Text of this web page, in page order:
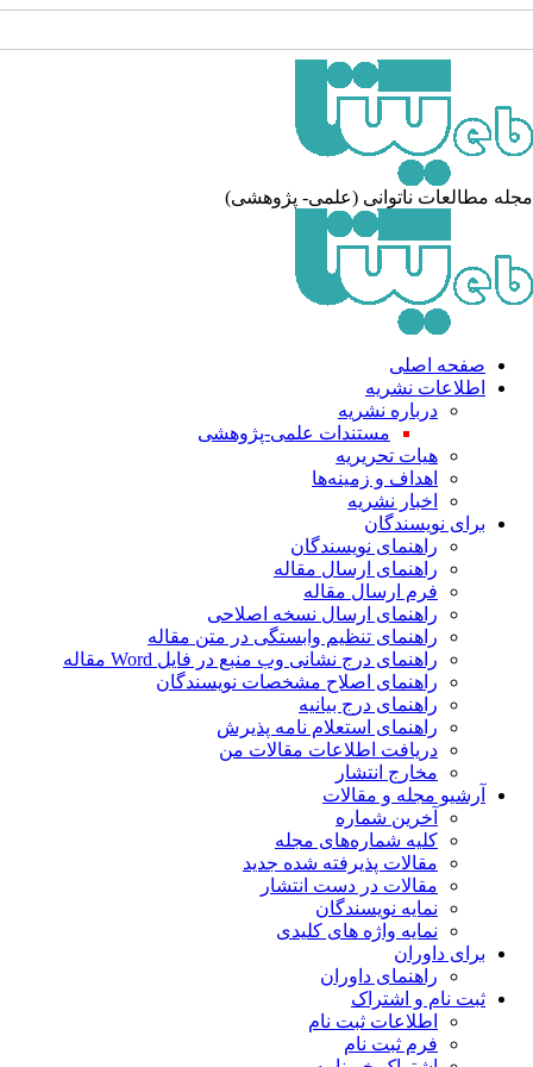
مطالعات ناتوانی (علمی- پژوهشی)
صفحه اصلی
اطلاعات نشریه
درباره نشریه
مستندات علمی-پژوهشی
هیات تحریریه
اهداف و زمینه‌ها
اخبار نشریه
برای نویسندگان
راهنمای نویسندگان
راهنمای ارسال مقاله
فرم ارسال مقاله
راهنمای ارسال نسخه اصلاحی
راهنمای تنظیم وابستگی در متن مقاله
راهنمای درج نشانی وب منبع در فایل Word مقاله
راهنمای اصلاح مشخصات نویسندگان
راهنمای درج بیانیه
راهنمای استعلام نامه پذیرش
دریافت اطلاعات مقالات من
مخارج انتشار
آرشیو مجله و مقالات
آخرین شماره
کلیه شماره‌های مجله
مقالات پذیرفته شده جدید
مقالات در دست انتشار
نمایه نویسندگان
نمایه واژه های کلیدی
برای داوران
راهنمای داوران
ثبت نام و اشتراک
اطلاعات ثبت نام
فرم ثبت نام